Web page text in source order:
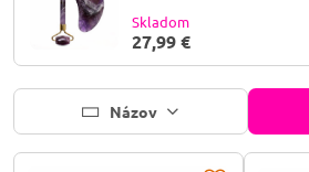
Skladom
27,99 €
Názov